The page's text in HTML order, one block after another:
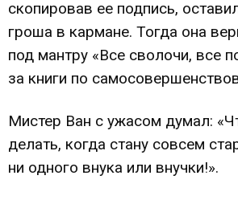
скопировав ее подпись,
гроша в кармане. Тогда она
под мантру «Все сволочи, все
за книги по
Мистер Ван с ужасом думал:
делать, когда стану совсем
ни одного внука или внучки!».